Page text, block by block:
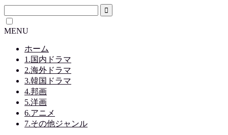
MENU
ホーム
1.国内ドラマ
2.海外ドラマ
3.韓国ドラマ
4.邦画
5.洋画
6.アニメ
7.その他ジャンル